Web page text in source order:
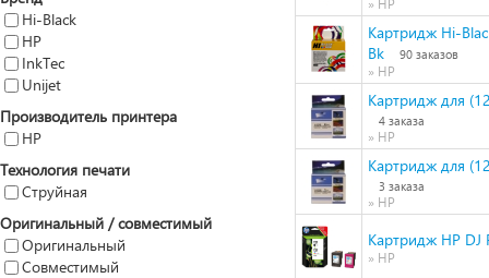
Hi-Black
HP
InkTec
Unijet
Производитель принтера
HP
Технология печати
Струйная
Оригинальный / совместимый
Оригинальный
Совместимый
» HP
Картридж Hi-
Bk
90 заказов
» HP
Картридж для
4 заказа
» HP
Картридж для
3 заказа
» HP
Картридж HP
» HP